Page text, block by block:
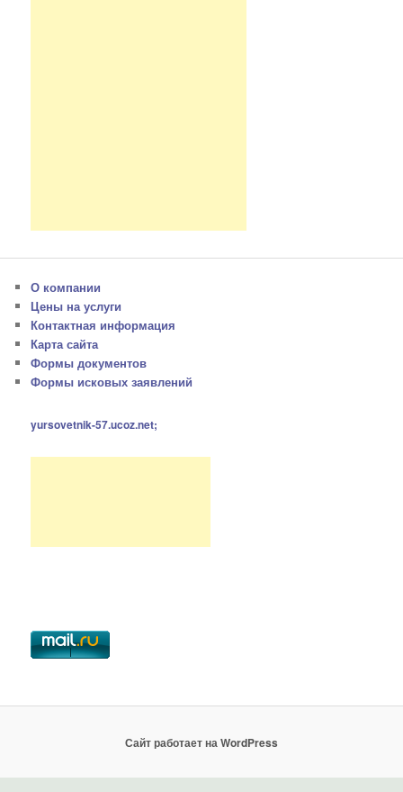
О компании
Цены на услуги
Контактная информация
Карта сайта
Формы документов
Формы исковых заявлений
yursovetnik-57.ucoz.net;
Сайт работает на WordPress